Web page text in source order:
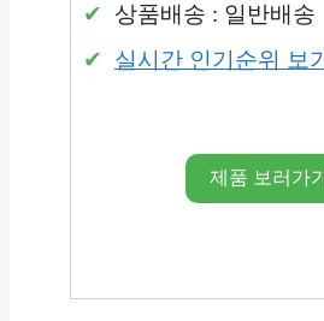
상품배송 : 일반배송
실시간 인기순위 보기
제품 보러가기